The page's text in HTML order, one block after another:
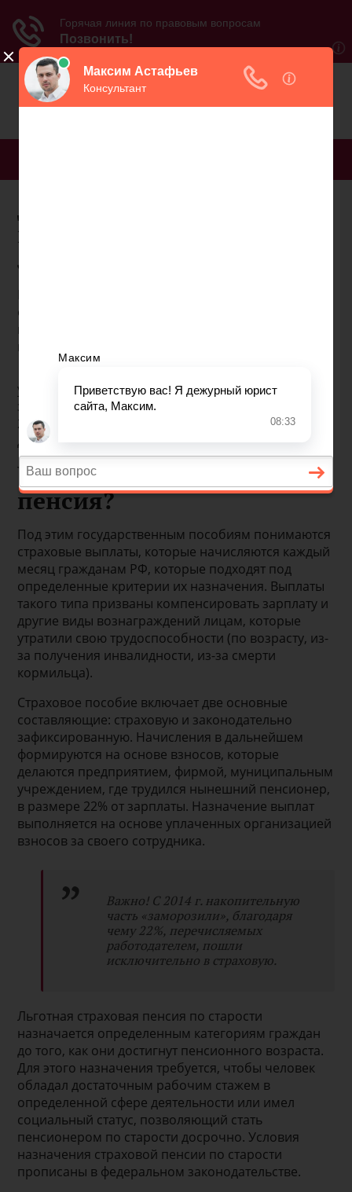
Досрочные страховые
пенсии по старости
лекция
осведомлены о том, что такое страховая пенсия и
когда она назначается. Ее назначение
конкретному лицу в РФ допускается если:
у заявителя есть определенный трудовой стаж;
заявитель набрал требуемое число баллов (16,2 на
2019 г. и 30 на 2025 г.);
достиг пенсионного возраста.
Что такое страховая
пенсия?
Под этим государственным пособиям понимаются
страховые выплаты, которые начисляются каждый
месяц гражданам РФ, которые подходят под
определенные критерии их назначения. Выплаты
такого типа призваны компенсировать зарплату и
другие виды вознаграждений лицам, которые
утратили свою трудоспособности (по возрасту, из-
за получения инвалидности, из-за смерти
кормильца).
Страховое пособие включает две основные
составляющие: страховую и законодательно
зафиксированную. Начисления в дальнейшем
формируются на основе взносов, которые
делаются предприятием, фирмой, муниципальным
учреждением, где трудился нынешний пенсионер,
в размере 22% от зарплаты. Назначение выплат
выполняется на основе уплаченных организацией
взносов за своего сотрудника.
Важно! С 2014 г. накопительную
часть «заморозили», благодаря
чему 22%, перечисляемых
работодателем, пошли
исключительно в страховую.
Льготная страховая пенсия по старости
назначается определенным категориям граждан
до того, как они достигнут пенсионного возраста.
Для этого назначения требуется, чтобы человек
обладал достаточным рабочим стажем в
определенной сфере деятельности или имел
социальный статус, позволяющий стать
пенсионером по старости досрочно. Условия
назначения страховой пенсии по старости
прописаны в федеральном законодательстве.